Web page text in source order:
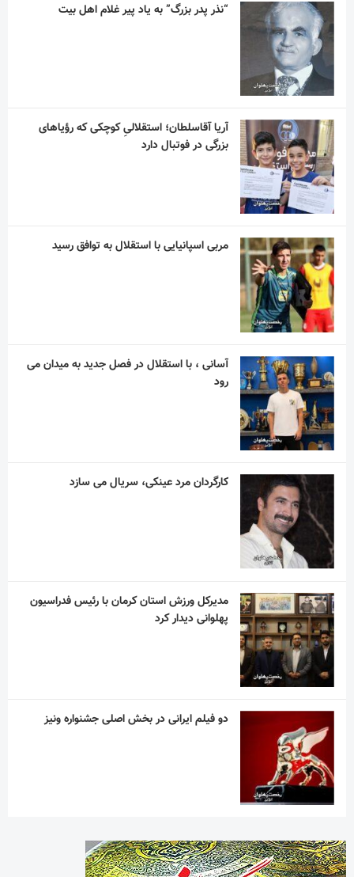
“نذر پدر بزرگ” به یاد پیر غلام اهل بیت
آریا آقاسلطان؛ استقلالیِ کوچکی که رؤیاهای
بزرگی در فوتبال دارد
مربی اسپانیایی با استقلال به توافق رسید
آسانی ، با استقلال در فصل جدید به میدان می
رود
کارگردان مرد عینکی، سریال می سازد
مدیرکل ورزش استان کرمان با رئیس فدراسیون
پهلوانی دیدار کرد
دو فیلم ایرانی در بخش اصلی جشنواره ونیز